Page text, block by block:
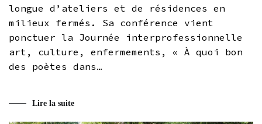
longue d’ateliers et de résidences en
milieux fermés. Sa conférence vient
ponctuer la Journée interprofessionnelle
art, culture, enfermements, « À quoi bon
des poètes dans…
Lire la suite